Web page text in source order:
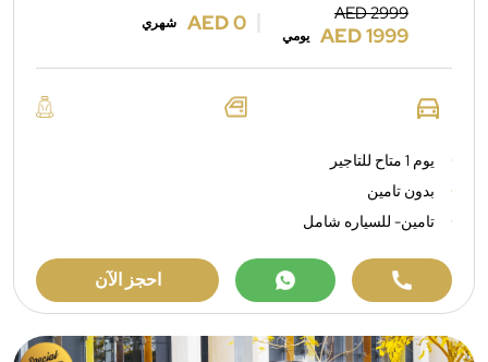
AED 2999
AED 1999 يومي
AED 0 شهري
يوم 1 متاح للتاجير
بدون تامين
تامين- للسياره شامل
احجز الآن